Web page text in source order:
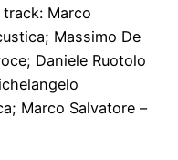
Marco
Massimo De
Daniele Ruotolo
Marco Salvatore –